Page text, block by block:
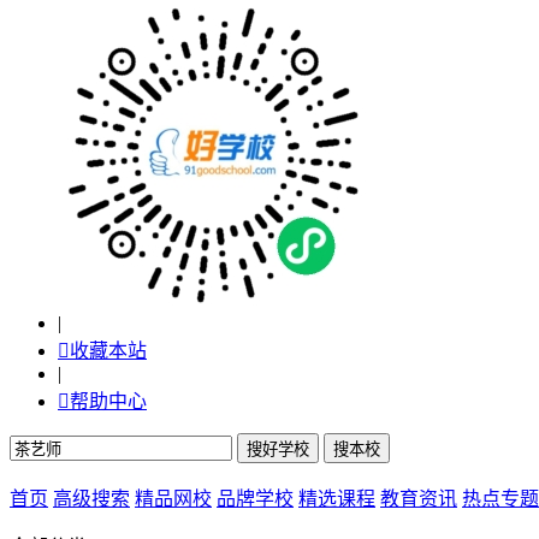
|
收藏本站
|
帮助中心
首页 高级搜索 精品网校 品牌学校 精选课程 教育资讯 热点专题